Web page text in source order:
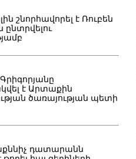
շնորհավորել է Ռուբեն
ընտրվելու
է Արտաքին
ծառայության պետի
դատարանն